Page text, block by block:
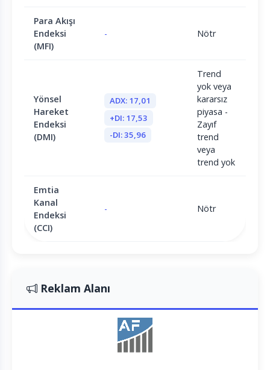
Para Akışı
Endeksi
(MFI)
- Nötr
Yönsel
Hareket
Endeksi
(DMI)
ADX: 17,01
+DI: 17,53
-DI: 35,96
Trend
yok veya
kararsız
piyasa -
Zayıf
trend
veya
trend yok
Emtia
Kanal
Endeksi
(CCI)
- Nötr
Reklam Alanı